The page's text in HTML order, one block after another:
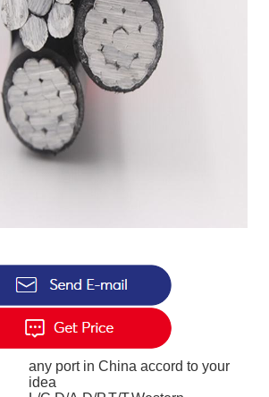
any port in China accord to your
idea